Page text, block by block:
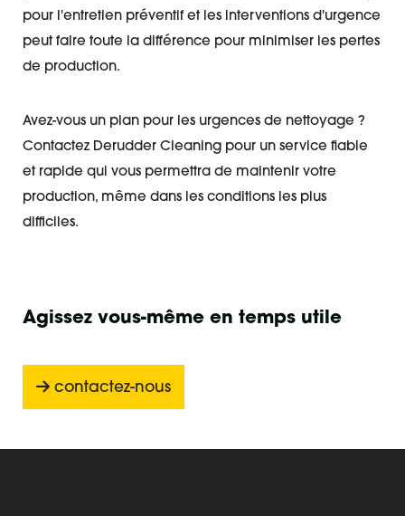
pour l'entretien préventif et les interventions d'urgence
peut faire toute la différence pour minimiser les pertes
de production.
Avez-vous un plan pour les urgences de nettoyage ?
Contactez Derudder Cleaning pour un service fiable
et rapide qui vous permettra de maintenir votre
production, même dans les conditions les plus
difficiles.
Agissez vous-même en temps utile
contactez-nous